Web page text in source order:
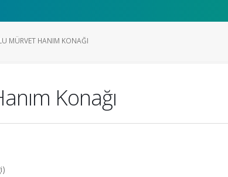
MÜRVET HANIM KONAĞI
Konağı